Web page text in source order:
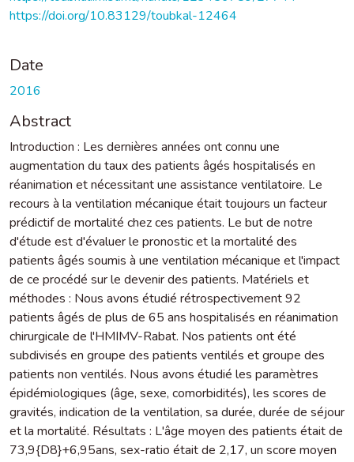
https://doi.org/10.83129/toubkal-12464
Date
2016
Abstract
Introduction : Les dernières années ont connu une
augmentation du taux des patients âgés hospitalisés en
réanimation et nécessitant une assistance ventilatoire. Le
recours à la ventilation mécanique était toujours un facteur
prédictif de mortalité chez ces patients. Le but de notre
d'étude est d'évaluer le pronostic et la mortalité des
patients âgés soumis à une ventilation mécanique et l'impact
de ce procédé sur le devenir des patients. Matériels et
méthodes : Nous avons étudié rétrospectivement 92
patients âgés de plus de 65 ans hospitalisés en réanimation
chirurgicale de l'HMIMV-Rabat. Nos patients ont été
subdivisés en groupe des patients ventilés et groupe des
patients non ventilés. Nous avons étudié les paramètres
épidémiologiques (âge, sexe, comorbidités), les scores de
gravités, indication de la ventilation, sa durée, durée de séjour
et la mortalité. Résultats : L'âge moyen des patients était de
73,9{D8}+6,95ans, sex-ratio était de 2,17, un score moyen